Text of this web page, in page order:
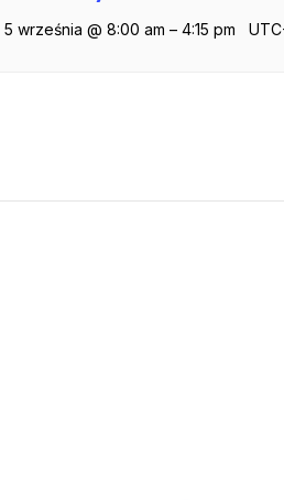
5 września @ 8:00 am – 4:15 pm